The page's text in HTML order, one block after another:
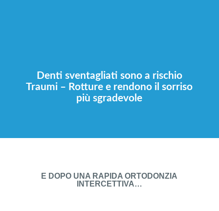
Denti sventagliati sono a rischio
Traumi – Rotture e rendono il sorriso
più sgradevole
E DOPO UNA RAPIDA ORTODONZIA
INTERCETTIVA…